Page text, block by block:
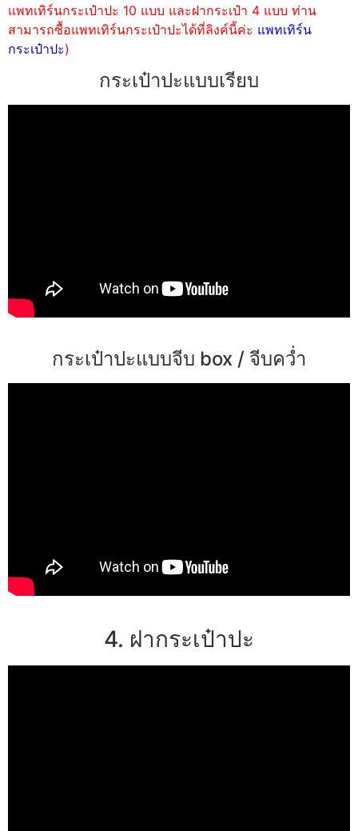
แพทเทิร์นกระเป๋าปะ 10 แบบ และฝากระเป๋า 4 แบบ ท่าน
สามารถซื้อแพทเทิร์นกระเป๋าปะได้ที่ลิงค์นี้ค่ะ แพทเทิร์น
กระเป๋าปะ)
กระเป๋าปะแบบเรียบ
กระเป๋าปะแบบจีบ box / จีบคว่ำ
4. ฝากระเป๋าปะ